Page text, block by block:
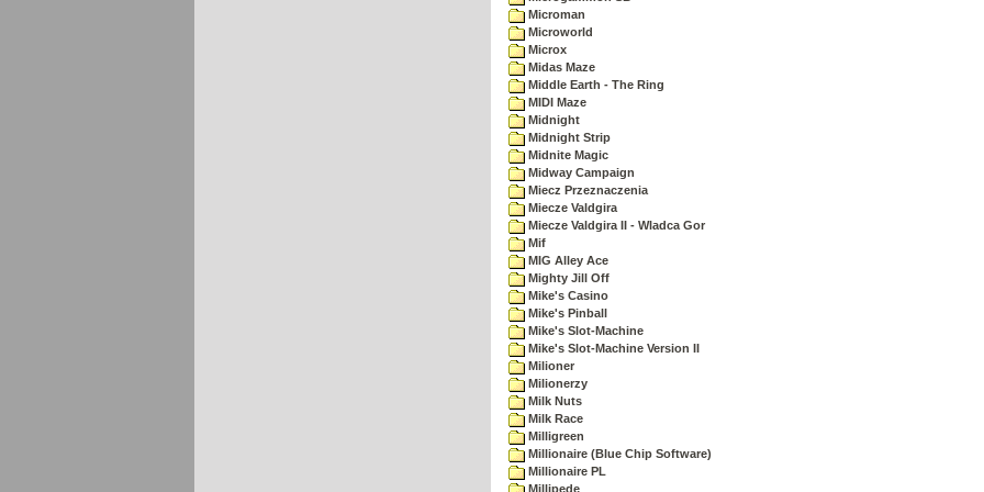
Microman
Microworld
Microx
Midas Maze
Middle Earth - The Ring
MIDI Maze
Midnight
Midnight Strip
Midnite Magic
Midway Campaign
Miecz Przeznaczenia
Miecze Valdgira
Miecze Valdgira II - Wladca Gor
Mif
MIG Alley Ace
Mighty Jill Off
Mike's Casino
Mike's Pinball
Mike's Slot-Machine
Mike's Slot-Machine Version II
Milioner
Milionerzy
Milk Nuts
Milk Race
Milligreen
Millionaire (Blue Chip Software)
Millionaire PL
Millipede